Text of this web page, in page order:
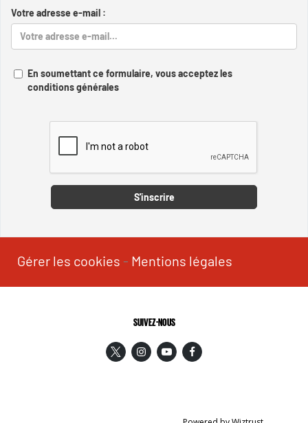
Votre adresse e-mail :
En soumettant ce formulaire, vous acceptez les
conditions générales
S'inscrire
Gérer les cookies - Mentions légales
SUIVEZ-NOUS